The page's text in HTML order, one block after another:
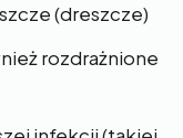
(dreszcze)
rozdrażnione